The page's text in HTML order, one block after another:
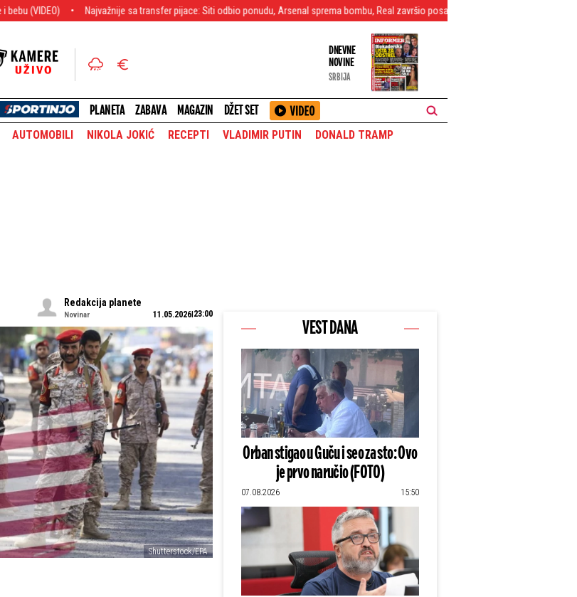
Najvažnije sa transfer pijace: Siti odbio ponudu, Arsenal sprema bombu, Real završio posao? "Sportinjo" dočekao Vildozu na
DNEVNE
NOVINE
SRBIJA
PLANETA ZABAVA MAGAZIN DŽET SET
AUTOMOBILI NIKOLA JOKIĆ RECEPTI VLADIMIR PUTIN DONALD TRAMP
Redakcija planete
Novinar 11.05.2026 23:00
Shutterstock/EPA
VEST DANA
Orban stigao u Guču i seo za sto: Ovo
je prvo naručio (FOTO)
07.08.2026 15:50